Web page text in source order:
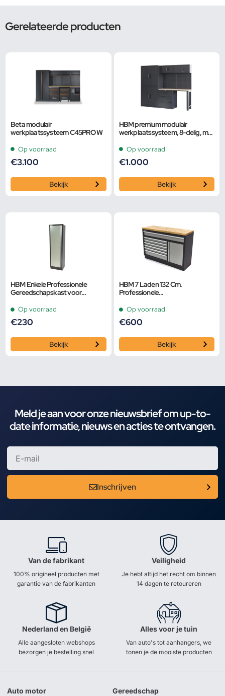
Gerelateerde producten
Beta modulair
werkplaatssysteem C45PRO W
Op voorraad
€3.100
Bekijk
HBM premium modulair
werkplaatssysteem, 8-delig, mat
Op voorraad
€1.000
Bekijk
HBM Enkele Professionele
Gereedschapskast voor
Op voorraad
€230
Bekijk
HBM 7 Laden 132 Cm.
Professionele
Met Deur voor
Op voorraad
€600
Bekijk
Meld je aan voor onze nieuwsbrief om up-to-
date informatie, nieuws en acties te ontvangen.
Inschrijven
Van de fabrikant
100% origineel producten met
garantie van de fabrikanten
Veiligheid
Je hebt altijd het recht om binnen
14 dagen te retoureren
Nederland en België
Alle aangesloten webshops
bezorgen je bestelling snel
Alles voor je tuin
Van auto's tot aanhangers, we
tonen je de mooiste producten
Auto motor Gereedschap